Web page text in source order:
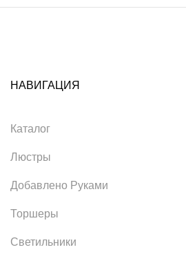
НАВИГАЦИЯ
Каталог
Люстры
Добавлено Руками
Торшеры
Светильники